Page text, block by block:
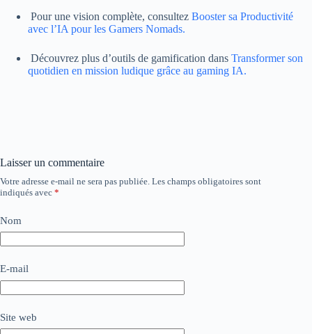
Pour une vision complète, consultez Booster sa Productivité
avec l’IA pour les Gamers Nomads.
Découvrez plus d’outils de gamification dans Transformer son
quotidien en mission ludique grâce au gaming IA.
Laisser un commentaire
Votre adresse e-mail ne sera pas publiée. Les champs obligatoires sont
indiqués avec *
Nom
E-mail
Site web